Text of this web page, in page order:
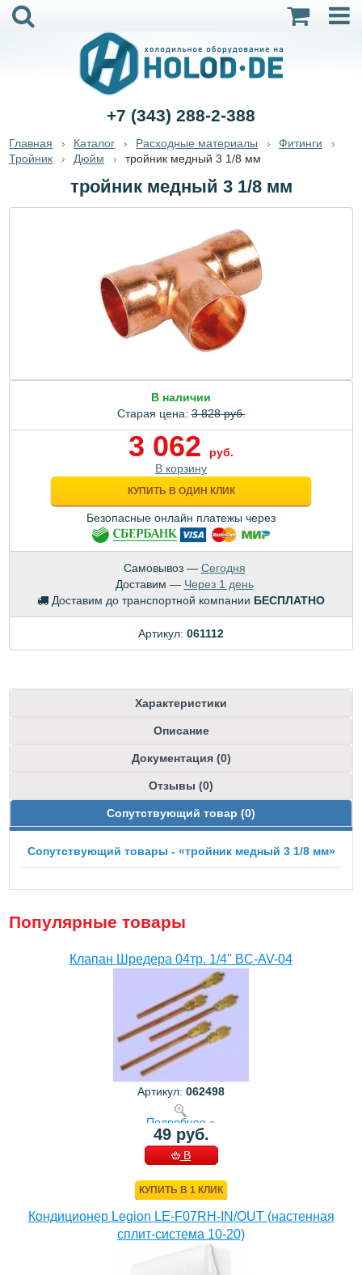
+7 (343) 288-2-388
Главная Каталог Расходные материалы
Фитинги
Тройник
Дюйм тройник медный 3 1/8 мм
тройник медный 3 1/8 мм
В наличии
Старая цена:3 828 руб.
3 062
руб.
В корзину
КУПИТЬ В ОДИН КЛИК
Безопасные онлайн платежы через
Самовывоз — Сегодня
Доставим — Через 1 день
Доставим до транспортной компании БЕСПЛАТНО
Артикул: 061112
Характеристики
Описание
Документация (0)
Отзывы (0)
Сопутствующий товар (0)
Сопутствующий товары - «тройник медный 3 1/8 мм»
Популярные товары
Клапан Шредера 04тр. 1/4" BC-AV-04
Артикул: 062498
Подробнее »
49 руб.
В
КУПИТЬ В 1 КЛИК
Кондиционер Legion LE-F07RH-IN/OUT (настенная
сплит-система 10-20)